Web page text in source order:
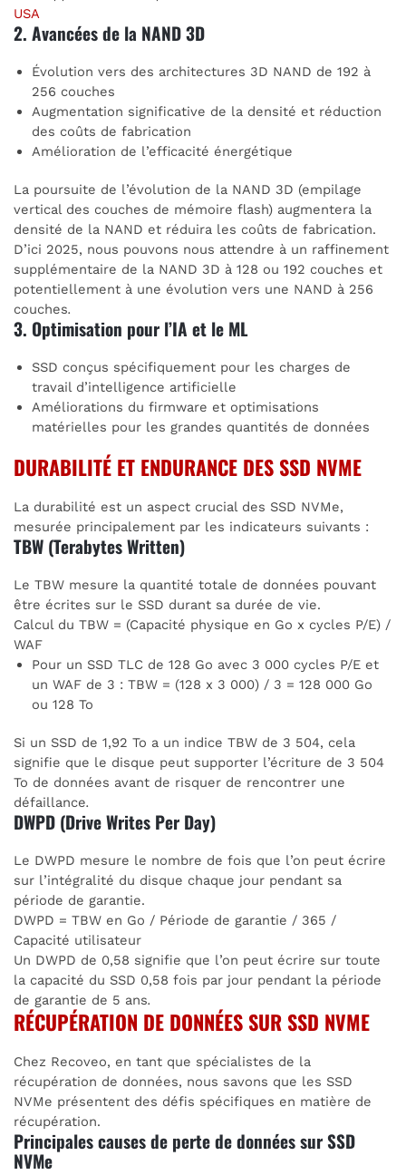
USA
2. Avancées de la NAND 3D
Évolution vers des architectures 3D NAND de 192 à
256 couches
Augmentation significative de la densité et réduction
des coûts de fabrication
Amélioration de l’efficacité énergétique
La poursuite de l’évolution de la NAND 3D (empilage
vertical des couches de mémoire flash) augmentera la
densité de la NAND et réduira les coûts de fabrication.
D’ici 2025, nous pouvons nous attendre à un raffinement
supplémentaire de la NAND 3D à 128 ou 192 couches et
potentiellement à une évolution vers une NAND à 256
couches.
3. Optimisation pour l’IA et le ML
SSD conçus spécifiquement pour les charges de
travail d’intelligence artificielle
Améliorations du firmware et optimisations
matérielles pour les grandes quantités de données
DURABILITÉ ET ENDURANCE DES SSD NVME
La durabilité est un aspect crucial des SSD NVMe,
mesurée principalement par les indicateurs suivants :
TBW (Terabytes Written)
Le TBW mesure la quantité totale de données pouvant
être écrites sur le SSD durant sa durée de vie.
Calcul du TBW = (Capacité physique en Go x cycles P/E) /
WAF
Pour un SSD TLC de 128 Go avec 3 000 cycles P/E et
un WAF de 3 : TBW = (128 x 3 000) / 3 = 128 000 Go
ou 128 To
Si un SSD de 1,92 To a un indice TBW de 3 504, cela
signifie que le disque peut supporter l’écriture de 3 504
To de données avant de risquer de rencontrer une
défaillance.
DWPD (Drive Writes Per Day)
Le DWPD mesure le nombre de fois que l’on peut écrire
sur l’intégralité du disque chaque jour pendant sa
période de garantie.
DWPD = TBW en Go / Période de garantie / 365 /
Capacité utilisateur
Un DWPD de 0,58 signifie que l’on peut écrire sur toute
la capacité du SSD 0,58 fois par jour pendant la période
de garantie de 5 ans.
RÉCUPÉRATION DE DONNÉES SUR SSD NVME
Chez Recoveo, en tant que spécialistes de la
récupération de données, nous savons que les SSD
NVMe présentent des défis spécifiques en matière de
récupération.
Principales causes de perte de données sur SSD
NVMe